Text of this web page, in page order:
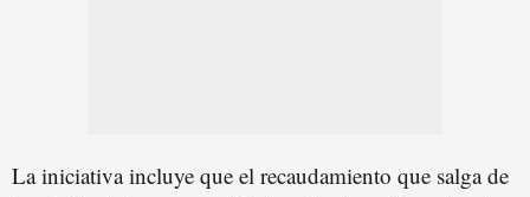
La iniciativa incluye que el recaudamiento que salga de